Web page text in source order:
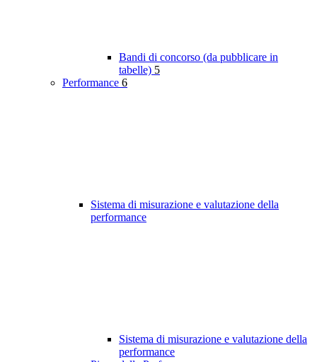
Bandi di concorso (da pubblicare in
tabelle) 5
Performance 6
Sistema di misurazione e valutazione della
performance
Sistema di misurazione e valutazione della
performance